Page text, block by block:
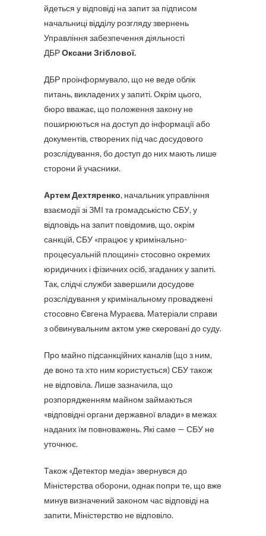
йдеться у відповіді на запит за підписом
начальниці відділу розгляду звернень
Управління забезпечення діяльності
ДБРОксани Згіблової.
ДБР проінформувало, що не веде облік
питань, викладених у запиті. Окрім цього,
бюро вважає, що положення закону не
поширюються на доступ до інформації або
документів, створених під час досудового
розслідування, бо доступ до них мають лише
сторони й учасники.
Артем Дехтяренко, начальник управління
взаємодії зі ЗМІ та громадськістю СБУ, у
відповідь на запит повідомив, що, окрім
санкцій, СБУ «працює у кримінально-
процесуальній площині» стосовно окремих
юридичних і фізичних осіб, згаданих у запиті.
Так, слідчі служби завершили досудове
розслідування у кримінальному проваджені
стосовно Євгена Мураєва. Матеріали справи
з обвинувальним актом уже скеровані до суду.
Про майно підсанкційних каналів (що з ним,
де воно та хто ним користується) СБУ також
не відповіла. Лише зазначила, що
розпорядженням майном займаються
«відповідні органи державної влади» в межах
наданих їм повноважень. Які саме — СБУ не
уточнює.
Також «Детектор медіа» звернувся до
Міністерства оборони, однак попри те, що вже
минув визначений законом час відповіді на
запити, Міністерство не відповіло.